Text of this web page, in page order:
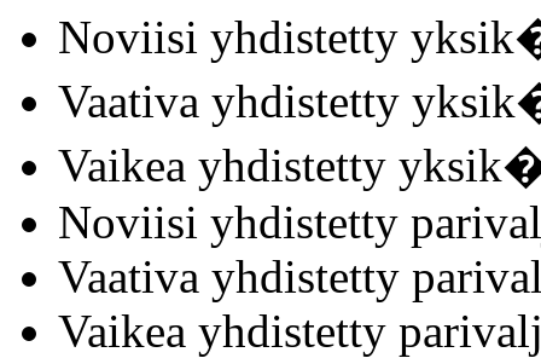
Noviisi yhdistetty
Vaativa yhdistetty
Vaikea yhdistetty
Noviisi yhdistetty
Vaativa yhdistetty
Vaikea yhdistetty